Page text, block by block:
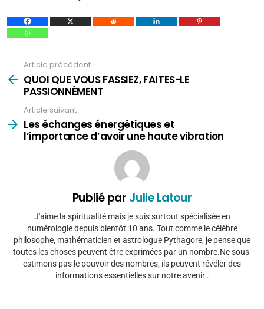
plus
Article précédent
QUOI QUE VOUS FASSIEZ, FAITES-LE
PASSIONNÉMENT
Article suivant
Les échanges énergétiques et
l’importance d’avoir une haute vibration
Publié par Julie Latour
J'aime la spiritualité mais je suis surtout spécialisée en
numérologie depuis bientôt 10 ans. Tout comme le célèbre
philosophe, mathématicien et astrologue Pythagore, je pense que
toutes les choses peuvent être exprimées par un nombre.Ne sous-
estimons pas le pouvoir des nombres, ils peuvent révéler des
informations essentielles sur notre avenir .